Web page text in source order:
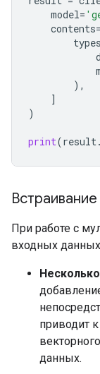
model=
contents=
types
),
]
)
print(result.
При работе с
входных данных
приводит
данных.